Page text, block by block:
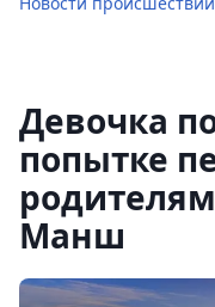
Девочка
попытке
Манш